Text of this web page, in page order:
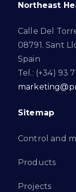
Northeast
Calle Del
08791. Sant
Spain
Tel.: (+34) 93
Sitemap
Control and
Products
Projects